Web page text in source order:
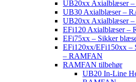
UB20xx Axialblæser
UB30 Axialblæser –
UB20xx Axialblæser
EFi120 Axialblæser –
EFi75xx – Sikker
EFi120xx/EFi150xx –
– RAMFAN
RAMFAN tilbehør
UB20 In-Line